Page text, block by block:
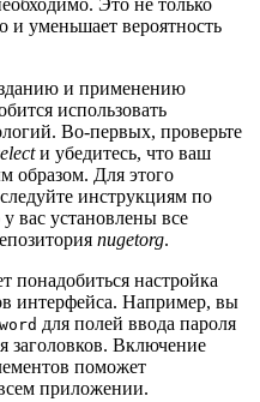
Это не только
и уменьшает вероятность
и применению
использовать
Во-первых, проверьте
и убедитесь, что ваш
образом. Для этого
инструкциям по
вас установлены все
nugetorg.
понадобиться настройка
интерфейса. Например, вы
для полей ввода пароля
заголовков. Включение
поможет
приложении.